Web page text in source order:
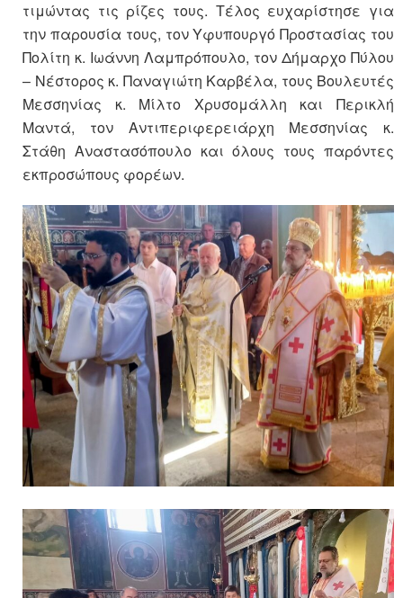
τιμώντας τις ρίζες τους. Τέλος ευχαρίστησε για
την παρουσία τους, τον Υφυπουργό Προστασίας του
Πολίτη κ. Ιωάννη Λαμπρόπουλο, τον Δήμαρχο Πύλου
– Νέστορος κ. Παναγιώτη Καρβέλα, τους Βουλευτές
Μεσσηνίας κ. Μίλτο Χρυσομάλλη και Περικλή
Μαντά, τον Αντιπεριφερειάρχη Μεσσηνίας κ.
Στάθη Αναστασόπουλο και όλους τους παρόντες
εκπροσώπους φορέων.